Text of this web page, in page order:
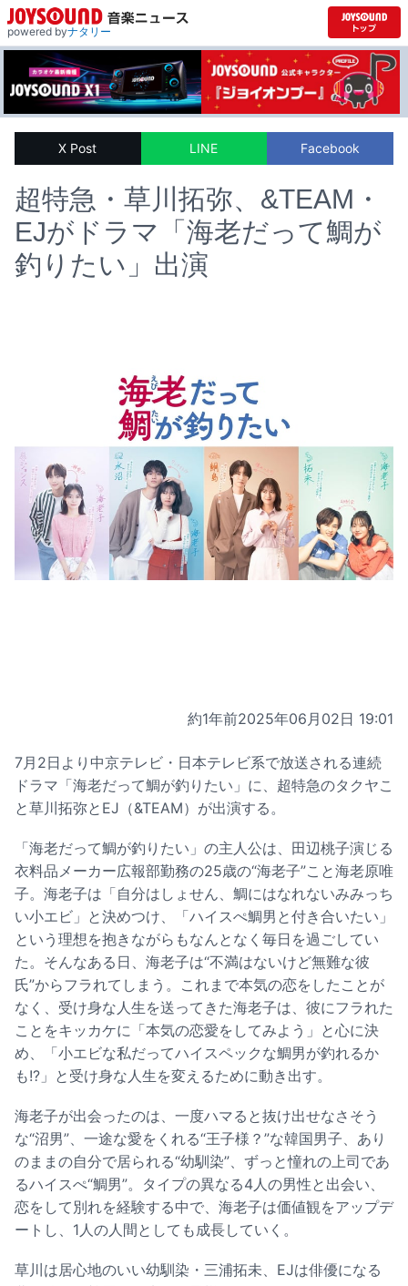
powered byナタリー
X Post LINE Facebook
超特急・草川拓弥、&TEAM・
EJがドラマ「海老だって鯛が
釣りたい」出演
約1年前2025年06月02日 19:01
7月2日より中京テレビ・日本テレビ系で放送される連続
ドラマ「海老だって鯛が釣りたい」に、超特急のタクヤこ
と草川拓弥とEJ（&TEAM）が出演する。
「海老だって鯛が釣りたい」の主人公は、田辺桃子演じる
衣料品メーカー広報部勤務の25歳の“海老子”こと海老原唯
子。海老子は「自分はしょせん、鯛にはなれないみみっち
い小エビ」と決めつけ、「ハイスぺ鯛男と付き合いたい」
という理想を抱きながらもなんとなく毎日を過ごしてい
た。そんなある日、海老子は“不満はないけど無難な彼
氏”からフラれてしまう。これまで本気の恋をしたことが
なく、受け身な人生を送ってきた海老子は、彼にフラれた
ことをキッカケに「本気の恋愛をしてみよう」と心に決
め、「小エビな私だってハイスペックな鯛男が釣れるか
も!?」と受け身な人生を変えるために動き出す。
海老子が出会ったのは、一度ハマると抜け出せなさそう
な“沼男”、一途な愛をくれる“王子様？”な韓国男子、あり
のままの自分で居られる“幼馴染”、ずっと憧れの上司であ
るハイスぺ“鯛男”。タイプの異なる4人の男性と出会い、
恋をして別れを経験する中で、海老子は価値観をアップデ
ートし、1人の人間としても成長していく。
草川は居心地のいい幼馴染・三浦拓未、EJは俳優になる